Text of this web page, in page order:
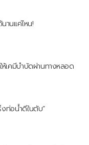
านแค่ไหน!
ห้เคมีบำบัดผ่านทางหลอด
ท่อน้ำดีในตับ”